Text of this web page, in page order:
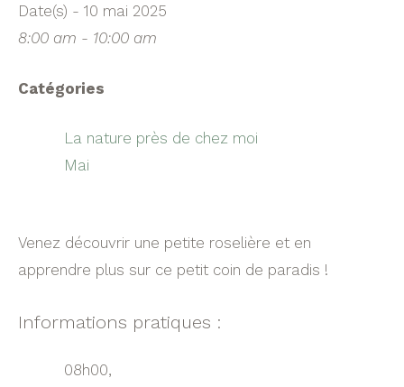
Date(s) - 10 mai 2025
8:00 am - 10:00 am
Catégories
La nature près de chez moi
Mai
Venez découvrir une petite roselière et en
apprendre plus sur ce petit coin de paradis !
Informations pratiques :
08h00,